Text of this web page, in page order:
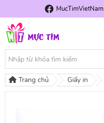
MucTimVietNam
Trang chủ Giấy in